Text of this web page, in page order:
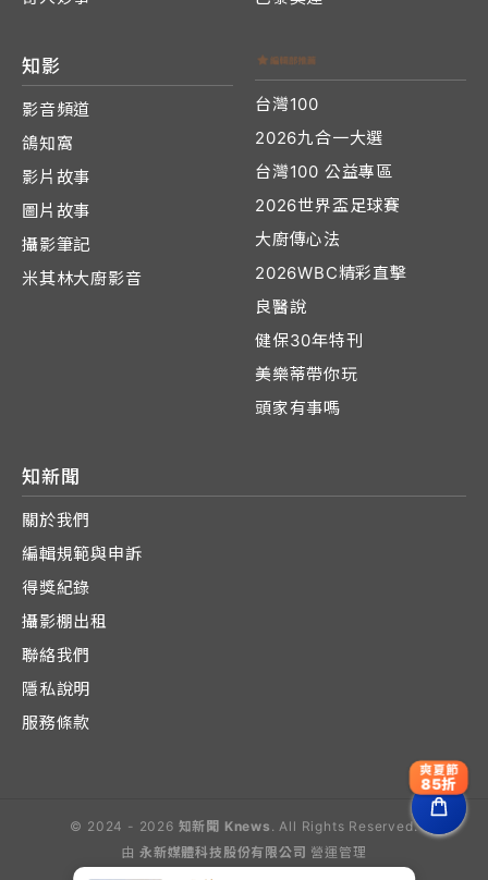
知影
影音頻道
鴿知窩
影片故事
圖片故事
攝影筆記
米其林大廚影音
台灣100
2026九合一大選
台灣100 公益專區
2026世界盃足球賽
大廚傳心法
2026WBC精彩直擊
良醫說
健保30年特刊
美樂蒂帶你玩
頭家有事嗎
知新聞
關於我們
編輯規範與申訴
得獎紀錄
攝影棚出租
聯絡我們
隱私說明
服務條款
© 2024 - 2026 知新聞 Knews . All Rights Reserved.
由 永新媒體科技股份有限公司 營運管理
爽夏節
85折